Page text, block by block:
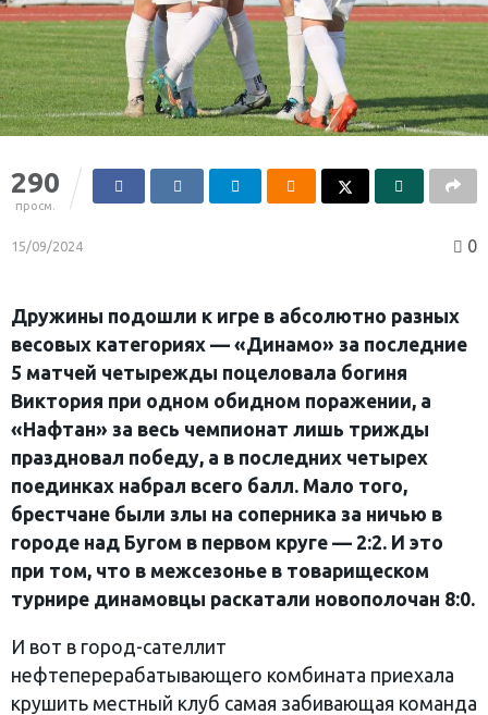
290
просм.
15/09/2024 0
Дружины подошли к игре в абсолютно разных
весовых категориях — «Динамо» за последние
5 матчей четырежды поцеловала богиня
Виктория при одном обидном поражении, а
«Нафтан» за весь чемпионат лишь трижды
праздновал победу, а в последних четырех
поединках набрал всего балл. Мало того,
брестчане были злы на соперника за ничью в
городе над Бугом в первом круге — 2:2. И это
при том, что в межсезонье в товарищеском
турнире динамовцы раскатали новополочан 8:0.
И вот в город-сателлит
нефтеперерабатывающего комбината приехала
крушить местный клуб самая забивающая команда